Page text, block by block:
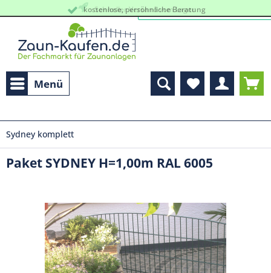
Schneller Versand vom Lager
kostenlose, persöhnliche Beratung
Menü
Sydney komplett
Paket SYDNEY H=1,00m RAL 6005